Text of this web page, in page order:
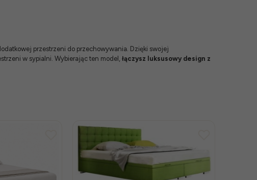
przestrzeni do przechowywania. Dzięki swojej
w sypialni. Wybierając ten model, łączysz luksusowy design z